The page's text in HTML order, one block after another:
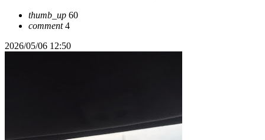
thumb_up 60
comment4
2026/05/06 12:50